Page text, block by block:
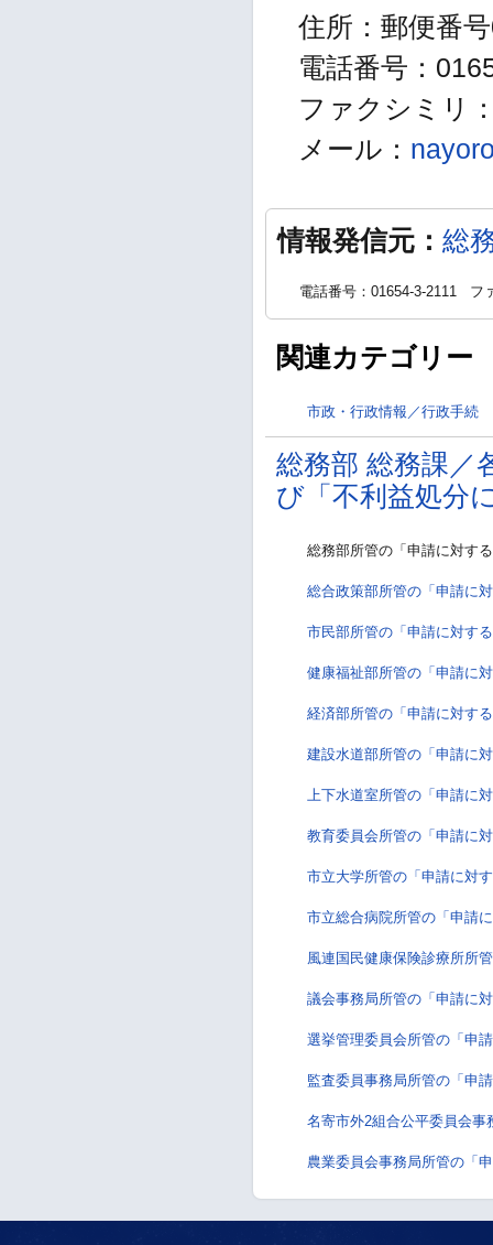
住所：郵便番
電話番号：
ファクシミリ
メール：
情報発信元： 総
電話番号：01654-3-2111 フ
関連カテゴリー
市政・行政情報／行政手続
総務部 総務課／
び「不利益処分
総務部所管の「申請に対す
総合政策部所管の「申請に
市民部所管の「申請に対す
健康福祉部所管の「申請に
経済部所管の「申請に対す
建設水道部所管の「申請に
上下水道室所管の「申請に
教育委員会所管の「申請に
市立大学所管の「申請に対
市立総合病院所管の「申請
風連国民健康保険診療所所
議会事務局所管の「申請に
選挙管理委員会所管の「申
監査委員事務局所管の「申
名寄市外2組合公平委員会
農業委員会事務局所管の「